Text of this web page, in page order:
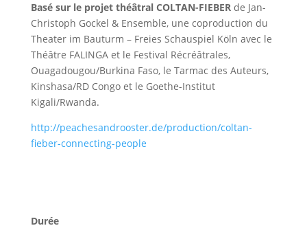
Basé sur le projet théâtral COLTAN-FIEBERde Jan-
Christoph Gockel & Ensemble, une coproduction du
Theater im Bauturm – Freies Schauspiel Köln avec le
Théâtre FALINGA et le Festival Récréâtrales,
Ouagadougou/Burkina Faso, le Tarmac des Auteurs,
Kinshasa/RD Congo et le Goethe-Institut
Kigali/Rwanda.
http://peachesandrooster.de/production/coltan-
fieber-connecting-people
Durée